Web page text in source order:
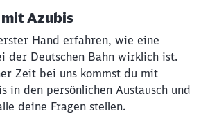
Azubis
Hand erfahren, wie eine
der Deutschen Bahn wirklich ist.
Zeit bei uns kommst du mit
in den persönlichen Austausch und
deine Fragen stellen.